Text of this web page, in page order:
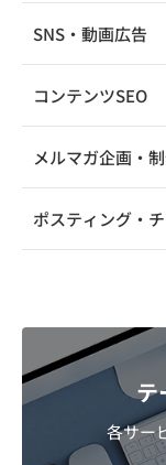
SNS・動画広告
コンテンツSEO
メルマガ企画・
ポスティング・
テ
各サー